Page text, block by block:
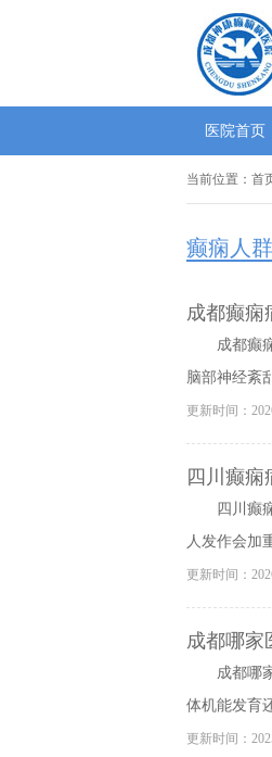
医院首页
当前位置： 首
癫痫人群
成都癫痫
成都癫
脑部神经紊
更新时间：
四川癫
四川癫
人发作会加
更新时间：
成都哪家
成都哪
体机能发育
更新时间：